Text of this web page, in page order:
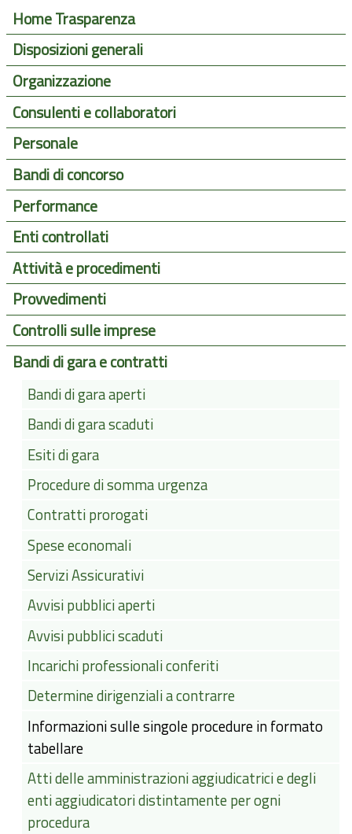
Home Trasparenza
Disposizioni generali
Organizzazione
Consulenti e collaboratori
Personale
Bandi di concorso
Performance
Enti controllati
Attività e procedimenti
Provvedimenti
Controlli sulle imprese
Bandi di gara e contratti
Bandi di gara aperti
Bandi di gara scaduti
Esiti di gara
Procedure di somma urgenza
Contratti prorogati
Spese economali
Servizi Assicurativi
Avvisi pubblici aperti
Avvisi pubblici scaduti
Incarichi professionali conferiti
Determine dirigenziali a contrarre
Informazioni sulle singole procedure in formato
tabellare
Atti delle amministrazioni aggiudicatrici e degli
enti aggiudicatori distintamente per ogni
procedura